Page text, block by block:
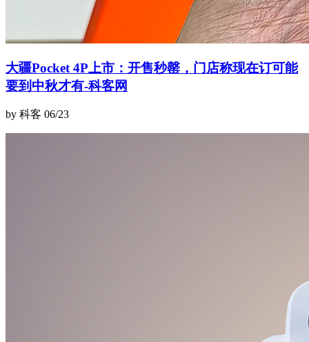
大疆Pocket 4P上市：开售秒罄，门店称现在订可能
要到中秋才有-科客网
by 科客 06/23